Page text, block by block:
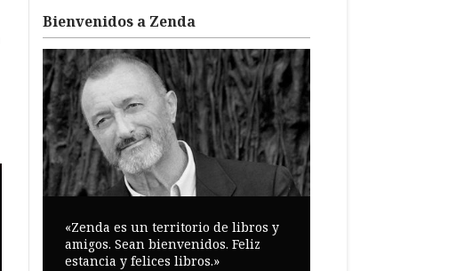
Bienvenidos a Zenda
«Zenda es un territorio de libros y
amigos. Sean bienvenidos. Feliz
estancia y felices libros.»